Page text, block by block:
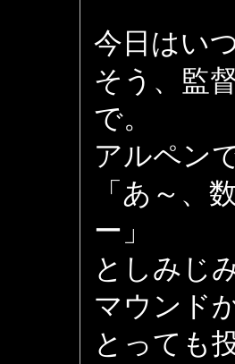
今日はい
そう、監
で。
アルペン
「あ～、
ー」
としみじみ
マウンド
とっても